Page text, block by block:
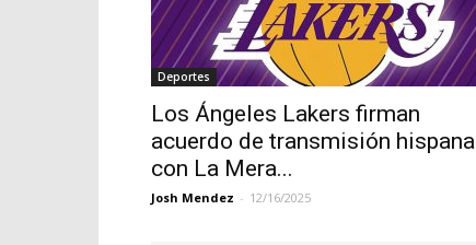
Deportes
Los Ángeles Lakers firman
acuerdo de transmisión hispana
con La Mera...
Josh Mendez - 12/16/2025